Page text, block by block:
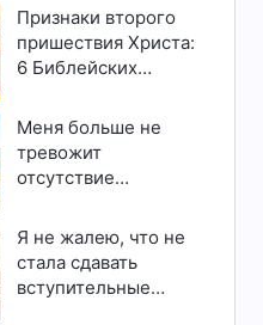
Признаки второго
пришествия Христа:
6 Библейских
исполнились
Меня больше не
тревожит
отсутствие
талантов
Я не жалею, что не
стала сдавать
вступительные